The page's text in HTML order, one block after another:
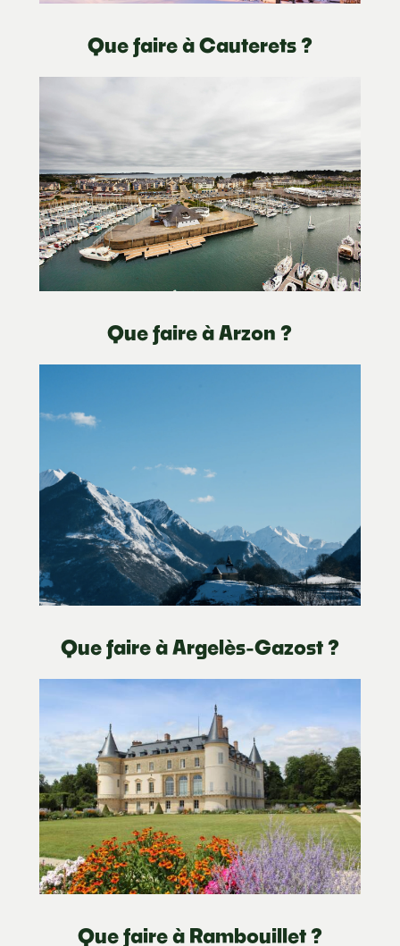
Que faire à Cauterets ?
Que faire à Arzon ?
Que faire à Argelès-Gazost ?
Que faire à Rambouillet ?